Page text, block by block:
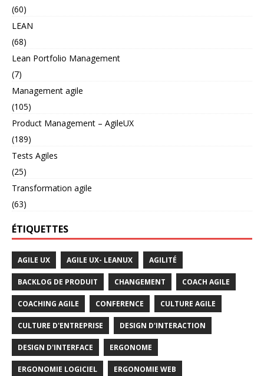
(60)
LEAN
(68)
Lean Portfolio Management
(7)
Management agile
(105)
Product Management – AgileUX
(189)
Tests Agiles
(25)
Transformation agile
(63)
ÉTIQUETTES
AGILE UX AGILE UX- LEANUX AGILITÉ
BACKLOG DE PRODUIT CHANGEMENT COACH AGILE
COACHING AGILE CONFERENCE CULTURE AGILE
CULTURE D'ENTREPRISE DESIGN D'INTERACTION
DESIGN D'INTERFACE ERGONOME
ERGONOMIE LOGICIEL ERGONOMIE WEB